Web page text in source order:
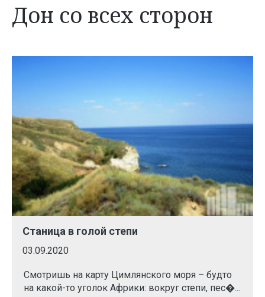
Дон со всех сторон
Станица в голой степи
03.09.2020
Смотришь на карту Цимлянского моря – будто
на какой-то уголок Африки: вокруг степи, пес�...